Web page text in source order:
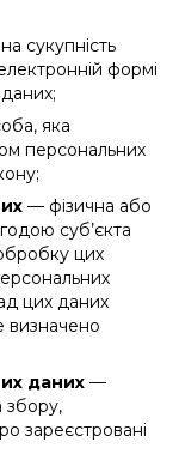
сукупність
формі
яка
персональних
— фізична або
суб’єкта
цих
цих даних
визначено
даних —
збору,
зареєстровані